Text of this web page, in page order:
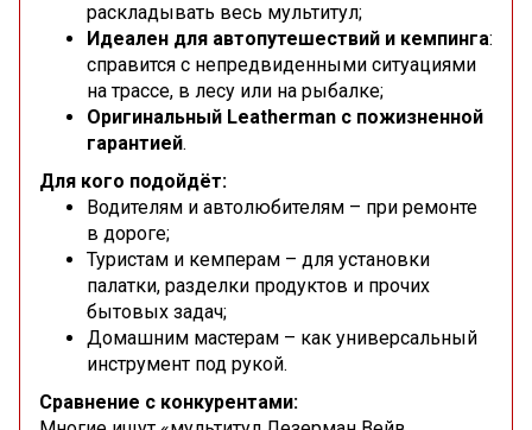
раскладывать весь мультитул;
Идеален для автопутешествий и кемпинга:
справится с непредвиденными ситуациями
на трассе, в лесу или на рыбалке;
Оригинальный Leatherman с пожизненной
гарантией.
Для кого подойдёт:
Водителям и автолюбителям – при ремонте
в дороге;
Туристам и кемперам – для установки
палатки, разделки продуктов и прочих
бытовых задач;
Домашним мастерам – как универсальный
инструмент под рукой.
Сравнение с конкурентами: